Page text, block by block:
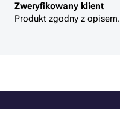
Zweryfikowany klient
Produkt zgodny z opisem.